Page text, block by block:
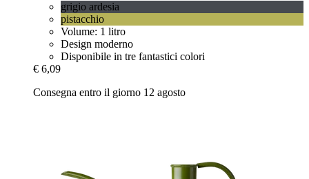
grigio ardesia
pistacchio
Volume: 1 litro
Design moderno
Disponibile in tre fantastici colori
€ 6,09
Consegna entro il giorno 12 agosto